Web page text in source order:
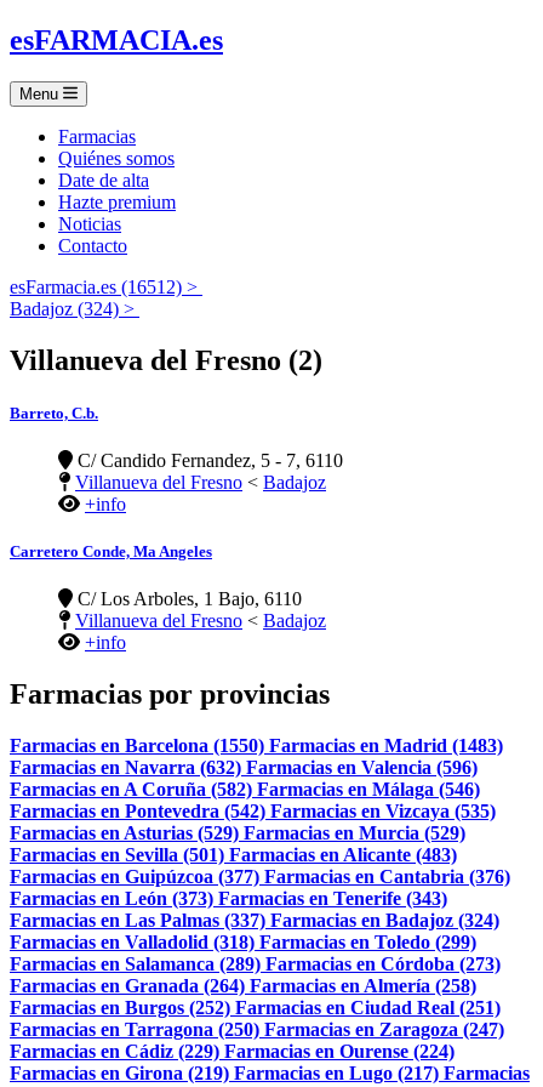
esFARMACIA.es
Menu
Farmacias
Quiénes somos
Date de alta
Hazte premium
Noticias
Contacto
esFarmacia.es (16512) >
Badajoz (324) >
Villanueva del Fresno (2)
Barreto, C.b.
C/ Candido Fernandez, 5 - 7, 6110
Villanueva del Fresno < Badajoz
+info
Carretero Conde, Ma Angeles
C/ Los Arboles, 1 Bajo, 6110
Villanueva del Fresno < Badajoz
+info
Farmacias por provincias
Farmacias en Barcelona (1550) Farmacias en Madrid (1483)
Farmacias en Navarra (632) Farmacias en Valencia (596)
Farmacias en A Coruña (582) Farmacias en Málaga (546)
Farmacias en Pontevedra (542) Farmacias en Vizcaya (535)
Farmacias en Asturias (529) Farmacias en Murcia (529)
Farmacias en Sevilla (501) Farmacias en Alicante (483)
Farmacias en Guipúzcoa (377) Farmacias en Cantabria (376)
Farmacias en León (373) Farmacias en Tenerife (343)
Farmacias en Las Palmas (337) Farmacias en Badajoz (324)
Farmacias en Valladolid (318) Farmacias en Toledo (299)
Farmacias en Salamanca (289) Farmacias en Córdoba (273)
Farmacias en Granada (264) Farmacias en Almería (258)
Farmacias en Burgos (252) Farmacias en Ciudad Real (251)
Farmacias en Tarragona (250) Farmacias en Zaragoza (247)
Farmacias en Cádiz (229) Farmacias en Ourense (224)
Farmacias en Girona (219) Farmacias en Lugo (217) Farmacias